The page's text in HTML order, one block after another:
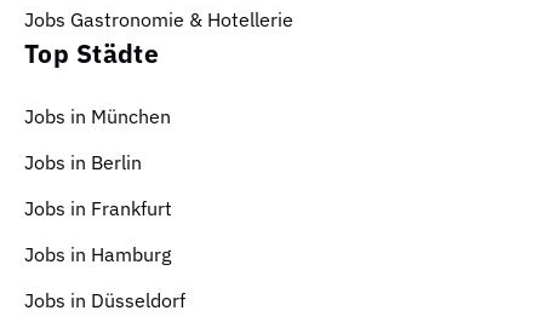
Jobs Gastronomie & Hotellerie
Top Städte
Jobs in München
Jobs in Berlin
Jobs in Frankfurt
Jobs in Hamburg
Jobs in Düsseldorf